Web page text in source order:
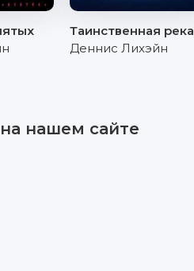
Таинственная река
Деннис Лихэйн
нашем сайте